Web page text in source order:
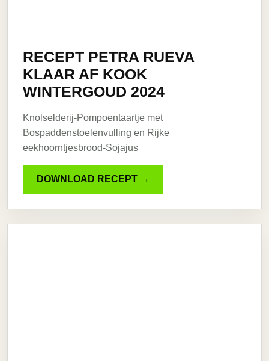
RECEPT PETRA RUEVA
KLAAR AF KOOK
WINTERGOUD 2024
Knolselderij-Pompoentaartje met
Bospaddenstoelenvulling en Rijke
eekhoorntjesbrood-Sojajus
DOWNLOAD RECEPT →